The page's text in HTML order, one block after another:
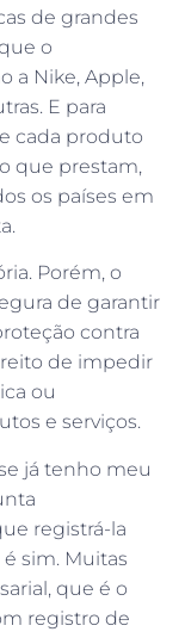
de grandes
o
a Nike, Apple,
E para
cada produto
que prestam,
os países em
Porém, o
de garantir
contra
de impedir
ou
e serviços.
já tenho meu
registrá-la
sim. Muitas
que é o
registro de